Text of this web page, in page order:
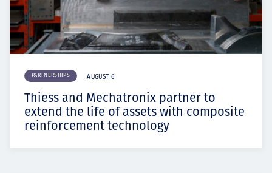
PARTNERSHIPS AUGUST 6
Thiess and Mechatronix partner to
extend the life of assets with composite
reinforcement technology